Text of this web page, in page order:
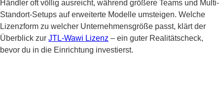
Händler oft völlig ausreicht, während größere Teams und Multi-
Standort-Setups auf erweiterte Modelle umsteigen. Welche
Lizenzform zu welcher Unternehmensgröße passt, klärt der
Überblick zur JTL-Wawi Lizenz – ein guter Realitätscheck,
bevor du in die Einrichtung investierst.